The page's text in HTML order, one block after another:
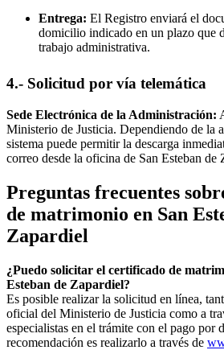
Entrega: El Registro enviará el
domicilio indicado en un plazo que
trabajo administrativa.
4.- Solicitud por vía telemática
Sede Electrónica de la Administración:
Ministerio de Justicia. Dependiendo de la
sistema puede permitir la descarga
correo desde la oficina de San Esteban de
Preguntas frecuentes
de matrimonio en San
Zapardiel
¿Puedo solicitar el certificado de
Esteban de Zapardiel?
Es posible realizar la solicitud en línea,
oficial del Ministerio de Justicia como a
especialistas en el trámite con el pago por
recomendación es realizarlo a través de